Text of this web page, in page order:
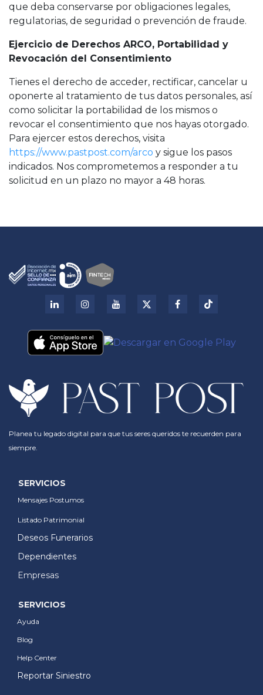
que deba conservarse por obligaciones legales,
regulatorias, de seguridad o prevención de fraude.
Ejercicio de Derechos ARCO, Portabilidad y
Revocación del Consentimiento
Tienes el derecho de acceder, rectificar, cancelar u
oponerte al tratamiento de tus datos personales, así
como solicitar la portabilidad de los mismos o
revocar el consentimiento que nos hayas otorgado.
Para ejercer estos derechos, visita
https://www.pastpost.com/arco y sigue los pasos
indicados. Nos comprometemos a responder a tu
solicitud en un plazo no mayor a 48 horas.
Planea tu legado digital para que tus seres queridos te recuerden para
siempre.
SERVICIOS
Mensajes Postumos
Listado Patrimonial
Deseos Funerarios
Dependientes
Empresas
SERVICIOS
Ayuda
Blog
Help Center
Reportar Siniestro